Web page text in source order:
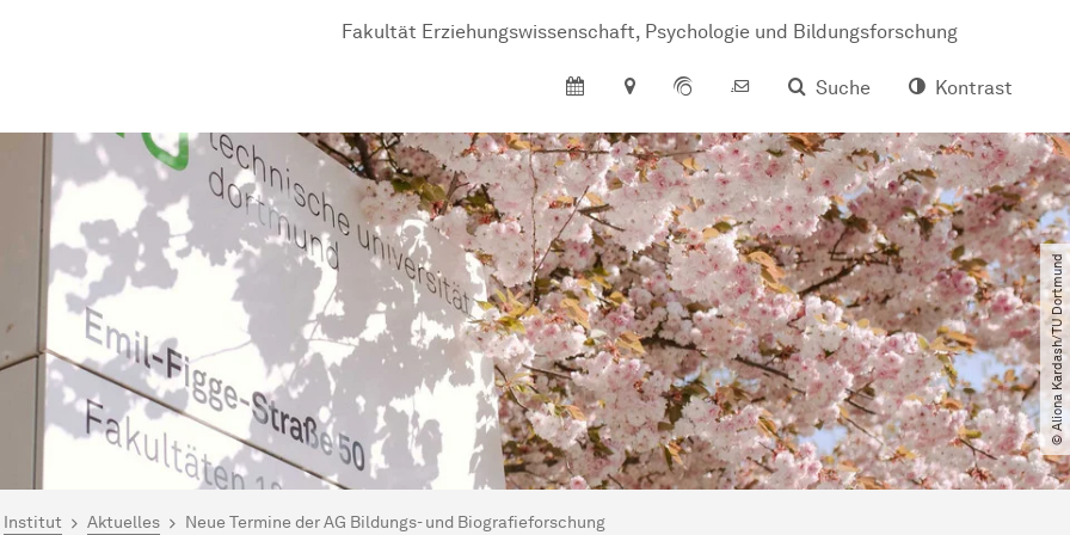
Fakultät Er­zieh­ungs­wis­sen­schaft, Psy­cho­lo­gie und Bil­dungs­for­schung
Suche
Kontrast
© Aliona Kardash​/​TU Dortmund
hier:
Institut Aktuelles Neue Termine der AG Bildungs- und Biografieforschung